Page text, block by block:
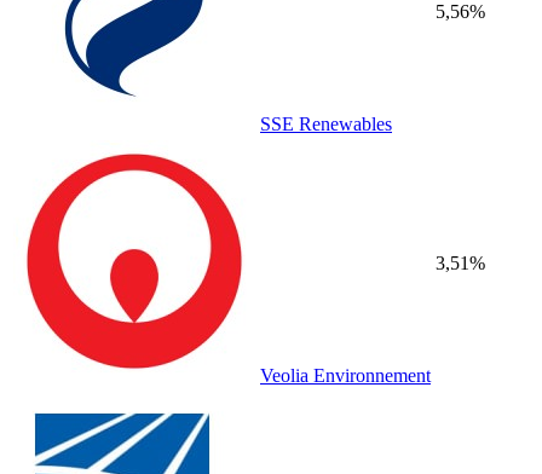
SSE Renewables
5,56%
Veolia Environnement
3,51%